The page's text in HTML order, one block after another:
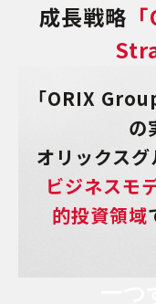
成長戦略
「ORIX Group Purpose & Culture」
の
オリックス
ビジネスモ
的投資領域